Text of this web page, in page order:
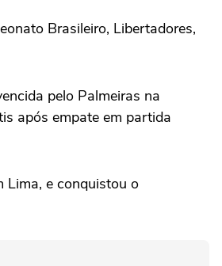
Brasileiro, Libertadores,
pelo Palmeiras na
após empate em partida
Lima, e conquistou o